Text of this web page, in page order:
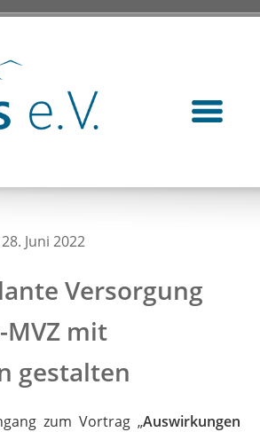
Juni 2022
Versorgung
mit
gestalten
zum Vortrag „Auswirkungen